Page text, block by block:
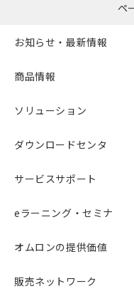
ペ
お知らせ・最新情報
商品情報
ソリューション
ダウンロードセンタ
サービスサポート
eラーニング・セミナ
オムロンの提供価値
販売ネットワーク